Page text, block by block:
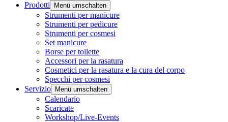
Prodotti
Menü umschalten
Strumenti per manicure
Strumenti per pedicure
Strumenti per cosmesi
Set manicure
Borse per toilette
Accessori per la rasatura
Cosmetici per la rasatura e la cura del corpo
Specchi per cosmesi
Servizio
Menü umschalten
Calendario
Scaricate
Workshop/Live-Events